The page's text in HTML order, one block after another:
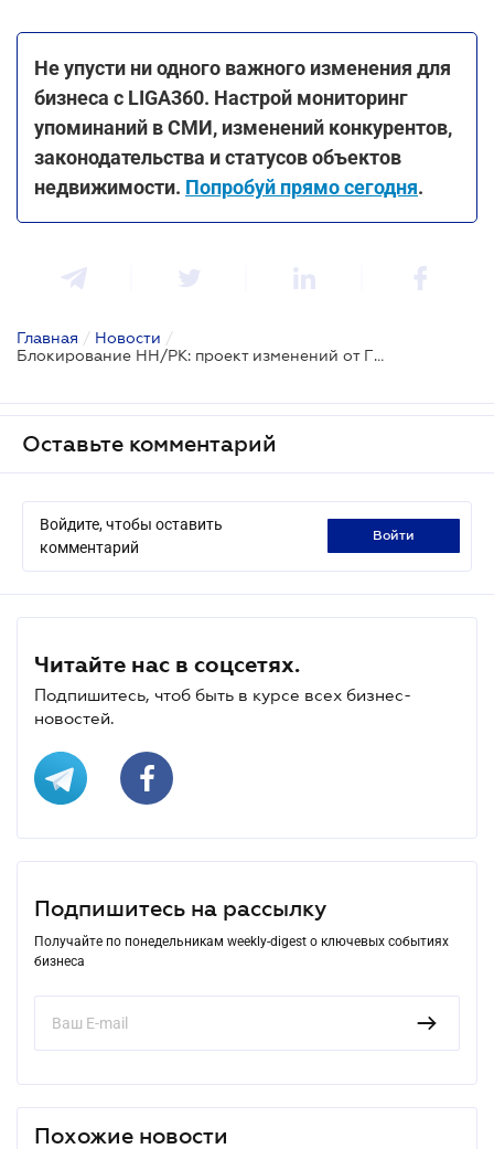
Не упусти ни одного важного изменения для
бизнеса с LIGA360. Настрой мониторинг
упоминаний в СМИ, изменений конкурентов,
законодательства и статусов объектов
недвижимости. Попробуй прямо сегодня.
Главная / Новости /
Блокирование НН/РК: проект изменений от ГНС
Оставьте комментарий
Войдите, чтобы оставить
комментарий
войти
Читайте нас в соцсетях.
Подпишитесь, чтоб быть в курсе всех бизнес-
новостей.
Подпишитесь на рассылку
Получайте по понедельникам weekly-digest о ключевых событиях
бизнеса
Похожие новости